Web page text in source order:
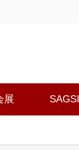
展 SAGSI